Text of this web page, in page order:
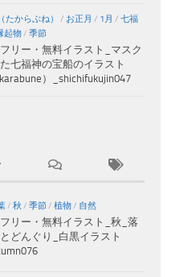
たからぶね） / お正月 / 1月 / 七福
起物/ 季節
リー・無料イラスト_マスク
七福神の宝船のイラスト
）_shichifukujin047
/ 秋 / 季節/ 植物/ 自然
リー・無料イラスト_秋_落
どんぐり_白黒イラスト